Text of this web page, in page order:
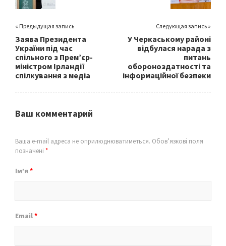
« Предыдущая запись
Заява Президента
України під час
спільного з Прем’єр-
міністром Ірландії
спілкування з медіа
Следующая запись »
У Черкаському районі
відбулася нарада з
питань
обороноздатності та
інформаційної безпеки
Ваш комментарий
Ваша e-mail адреса не оприлюднюватиметься. Обов’язкові поля
позначені *
Ім’я *
Email*